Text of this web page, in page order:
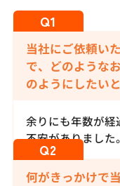
当社にご依頼い
で、どのような
のようにしたい
余りにも年数が経
不安がありました。
何がきっかけで